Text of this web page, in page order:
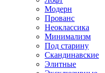
Модерн
Прованс
Неоклассика
Минимализм
Под старину
Скандинавские
Элитные